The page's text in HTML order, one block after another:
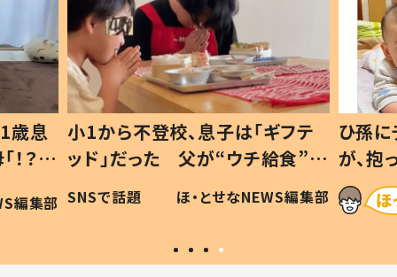
歳息
？」
編集部
小1から不登校、息子は「ギフテ
ッド」だった 父が“ウチ給食”を
作り続ける理由とは #令和の親
#令和の子
SNSで話題 ほ・とせなNEWS編集部
ひ孫
が、
「涙が
い」